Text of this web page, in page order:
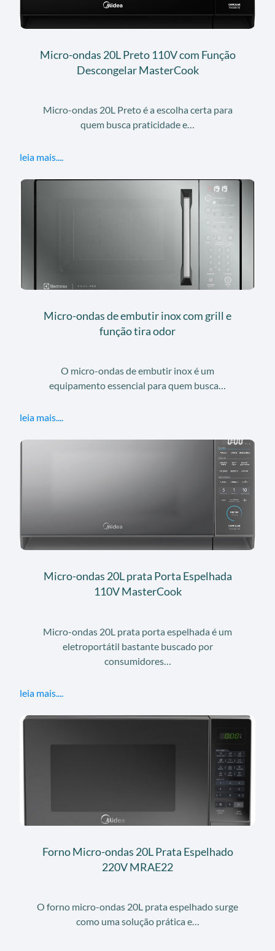
Micro-ondas 20L Preto 110V com Função
Descongelar MasterCook
Micro-ondas 20L Preto é a escolha certa para
quem busca praticidade e…
leia mais....
Micro-ondas de embutir inox com grill e
função tira odor
O micro-ondas de embutir inox é um
equipamento essencial para quem busca…
leia mais....
Micro-ondas 20L prata Porta Espelhada
110V MasterCook
Micro-ondas 20L prata porta espelhada é um
eletroportátil bastante buscado por
consumidores…
leia mais....
Forno Micro-ondas 20L Prata Espelhado
220V MRAE22
O forno micro-ondas 20L prata espelhado surge
como uma solução prática e…